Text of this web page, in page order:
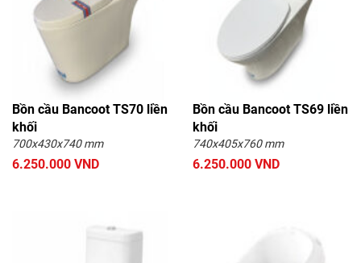
Bồn cầu Bancoot TS70 liền
khối
700x430x740 mm
6.250.000 VND
Bồn cầu Bancoot TS69 liền
khối
740x405x760 mm
6.250.000 VND